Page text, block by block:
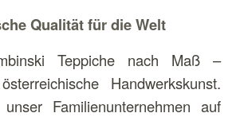
Qualität für die Welt
Teppiche nach Maß –
Handwerkskunst.
Familienunternehmen auf